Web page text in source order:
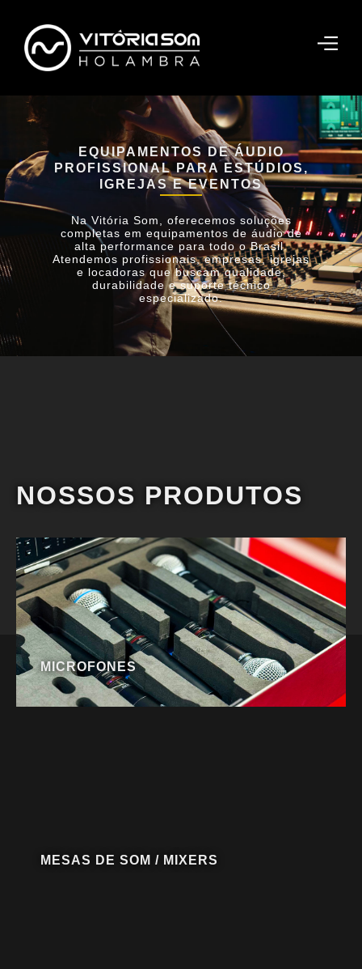
EQUIPAMENTOS DE ÁUDIO
PROFISSIONAL PARA ESTÚDIOS,
IGREJAS E EVENTOS
Na Vitória Som, oferecemos soluções
completas em equipamentos de áudio de
alta performance para todo o Brasil.
Atendemos profissionais, empresas, igrejas
e locadoras que buscam qualidade,
durabilidade e suporte técnico
especializado.
NOSSOS PRODUTOS
MICROFONES
MESAS DE SOM / MIXERS